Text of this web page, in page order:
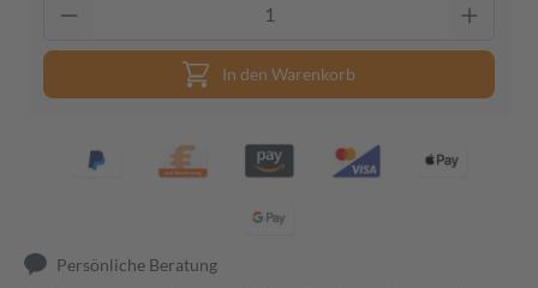
In den Warenkorb
Persönliche Beratung